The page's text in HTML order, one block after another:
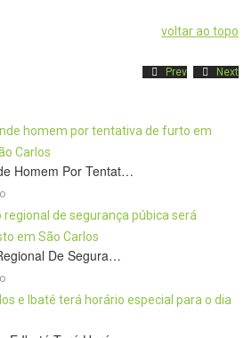
voltar ao topo
Prev Next
Homem Por Tentat…
De Segura…